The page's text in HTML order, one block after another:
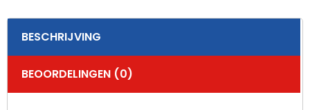
BESCHRIJVING
BEOORDELINGEN (0)